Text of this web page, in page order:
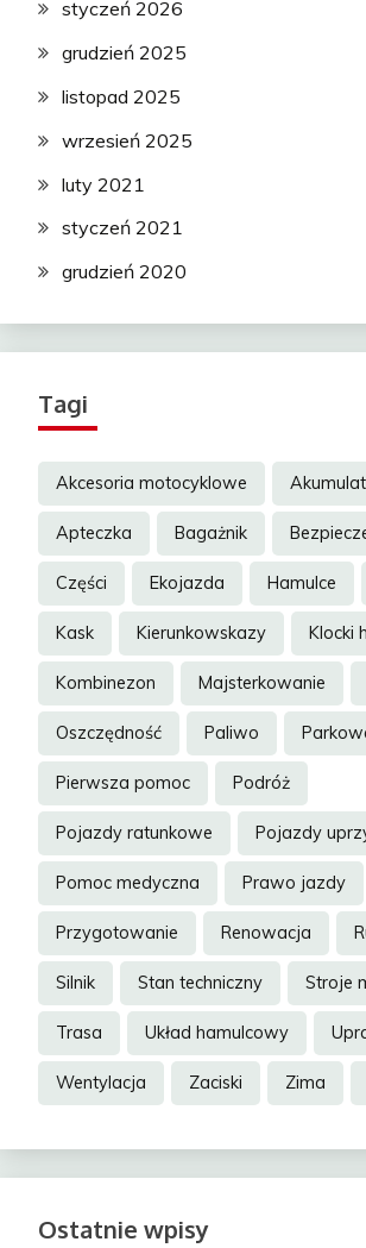
styczeń 2026
grudzień 2025
listopad 2025
wrzesień 2025
luty 2021
styczeń 2021
grudzień 2020
Tagi
Akcesoria motocyklowe
Apteczka Bagażnik
Części Ekojazda Hamulce
Kask Kierunkowskazy Klocki
Kombinezon Majsterkowanie
Oszczędność Paliwo
Pierwsza pomoc Podróż
Pojazdy ratunkowe Pojazdy
Pomoc medyczna Prawo jazdy
Przygotowanie Renowacja
Silnik Stan techniczny Stroje
Trasa Układ hamulcowy
Wentylacja Zaciski Zima
Ostatnie wpisy